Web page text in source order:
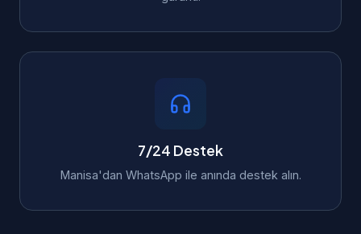
7/24 Destek
Manisa'dan WhatsApp ile anında destek alın.